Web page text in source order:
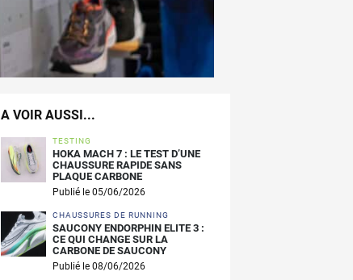
A VOIR AUSSI...
TESTING
HOKA MACH 7 : LE TEST D’UNE
CHAUSSURE RAPIDE SANS
PLAQUE CARBONE
Publié le 05/06/2026
CHAUSSURES DE RUNNING
SAUCONY ENDORPHIN ELITE 3 :
CE QUI CHANGE SUR LA
CARBONE DE SAUCONY
Publié le 08/06/2026